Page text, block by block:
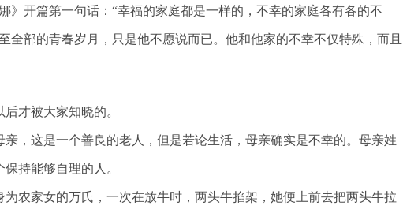
》开篇第一句话：“幸福的家庭都是一样的，不幸的家庭各有各的不
全部的青春岁月，只是他不愿说而已。他和他家的不幸不仅特殊，而且
才被大家知晓的。
，这是一个善良的老人，但是若论生活，母亲确实是不幸的。母亲姓
持能够自理的人。
农家女的万氏，一次在放牛时，两头牛掐架，她便上前去把两头牛拉